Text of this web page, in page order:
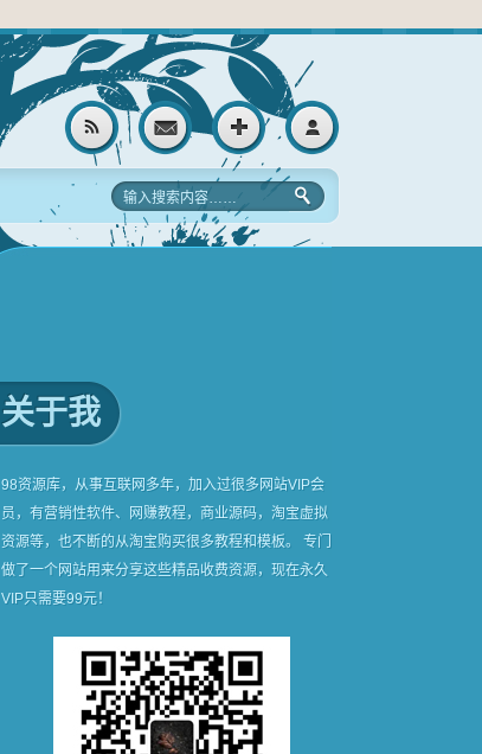
关于我
98资源库，从事互联网多年，加入过很多网站VIP会
员，有营销性软件、网赚教程，商业源码，淘宝虚拟
资源等，也不断的从淘宝购买很多教程和模板。 专门
做了一个网站用来分享这些精品收费资源，现在永久
VIP只需要99元！